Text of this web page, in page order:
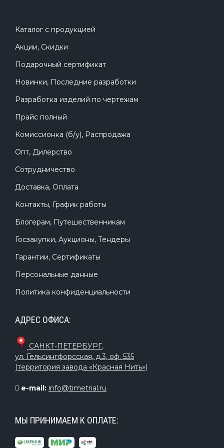
Каталог с продукцией
Акции, Скидки
Подарочный сертификат
Новинки, Последние разработки
Разработка изделий по чертежам
Прайс полный
Комиссионка (б/у), Распродажа
Опт, Дилерство
Сотрудничество
Доставка, Оплата
Контакты, График работы
Блогерам, Путешественникам
Госзакупки, Аукционы, Тендеры
Гарантии, Сертификаты
Персональные данные
Политика конфиденциальности
АДРЕС ОФИСА:
САНКТ-ПЕТЕРБУРГ,
ул. Гельсингфорсская, д.3, оф. 535
(территория завода «Красная Нить»)
e-mail: info@timetrial.ru
МЫ ПРИНИМАЕМ К ОПЛАТЕ: